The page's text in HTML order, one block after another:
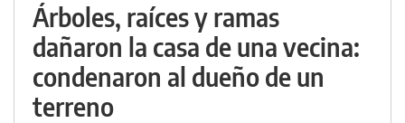
Árboles, raíces y ramas
dañaron la casa de una vecina:
condenaron al dueño de un
terreno